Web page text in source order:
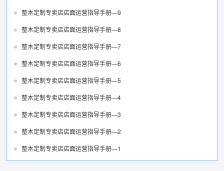
整木定制专卖店店面运营指导手册—9
整木定制专卖店店面运营指导手册—8
整木定制专卖店店面运营指导手册—7
整木定制专卖店店面运营指导手册—6
整木定制专卖店店面运营指导手册—5
整木定制专卖店店面运营指导手册—4
整木定制专卖店店面运营指导手册—3
整木定制专卖店店面运营指导手册—2
整木定制专卖店店面运营指导手册—1